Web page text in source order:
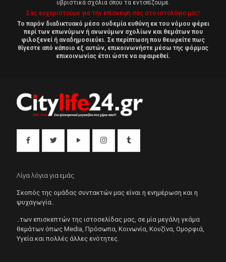
υβριστικά σχόλια όπου τα εντοπίζουμε.
Σας ευχαριστούμε για την επίσκεψη σας στο ιστολόγιο μας!
Το παρόν διαδικτυακό μέσο ουδεμία ευθύνη εκ του νόμου φέρει
περί των επωνύμων ή ανωνύμων σχολίων και θεμάτων που
φιλοξενεί ή αναδημοσιεύει. Σε περίπτωση που θεωρείτε πως
θίγεστε από κάποιο εξ αυτών, επικοινωνήστε μέσω της φόρμας
επικοινωνίας έτσι ώστε να αφαιρεθεί.
Λίγα λόγια για εμάς
Σκοπός της ομάδας συντακτών μας είναι η ενημέρωση και η
ψυχαγωγία..
..των επισκεπτών της ιστοσελίδας μας, σε μία μεγάλη γκάμα
θεμάτων όπως Μedia, Πρόσωπα, Κοινωνία, Κουζίνα, Ομορφιά,
Υγεία και πολλές άλλες ενότητες.